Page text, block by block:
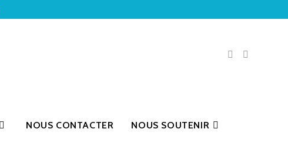
NOUS CONTACTER NOUS SOUTENIR